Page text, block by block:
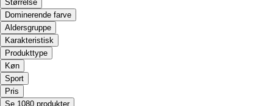
Størrelse
Dominerende farve
Aldersgruppe
Karakteristisk
Produkttype
Køn
Sport
Pris
Se 1080 produkter